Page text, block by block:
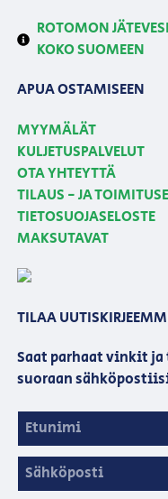
ROTOMON
KOKO SUOMEEN
APUA OSTAMISEEN
MYYMÄLÄT
KULJETUSPALVELUT
OTA YHTEYTTÄ
TILAUS - JA
TIETOSUOJASELOSTE
MAKSUTAVAT
TILAA
Saat parhaat vinkit
suoraan